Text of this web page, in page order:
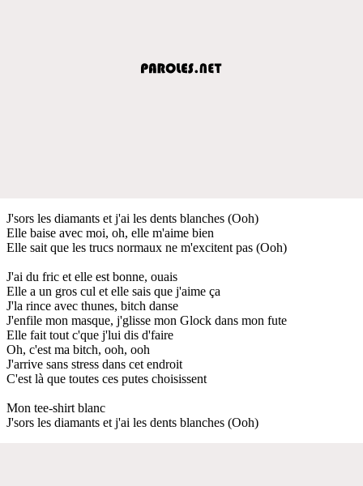
J'sors les diamants et j'ai les dents blanches (Ooh)
Elle baise avec moi, oh, elle m'aime bien
Elle sait que les trucs normaux ne m'excitent pas (Ooh)
J'ai du fric et elle est bonne, ouais
Elle a un gros cul et elle sais que j'aime ça
J'la rince avec thunes, bitch danse
J'enfile mon masque, j'glisse mon Glock dans mon fute
Elle fait tout c'que j'lui dis d'faire
Oh, c'est ma bitch, ooh, ooh
J'arrive sans stress dans cet endroit
C'est là que toutes ces putes choisissent
Mon tee-shirt blanc
J'sors les diamants et j'ai les dents blanches (Ooh)